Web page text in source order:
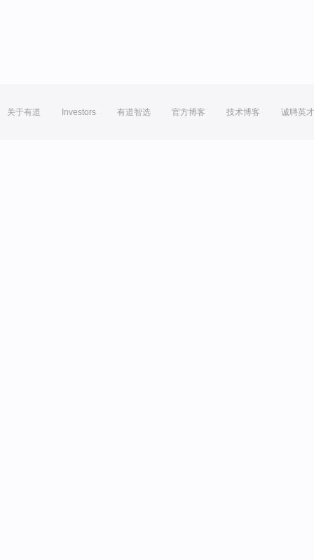
关于有道 Investors 有道智选 官方博客 技术博客 诚聘英才